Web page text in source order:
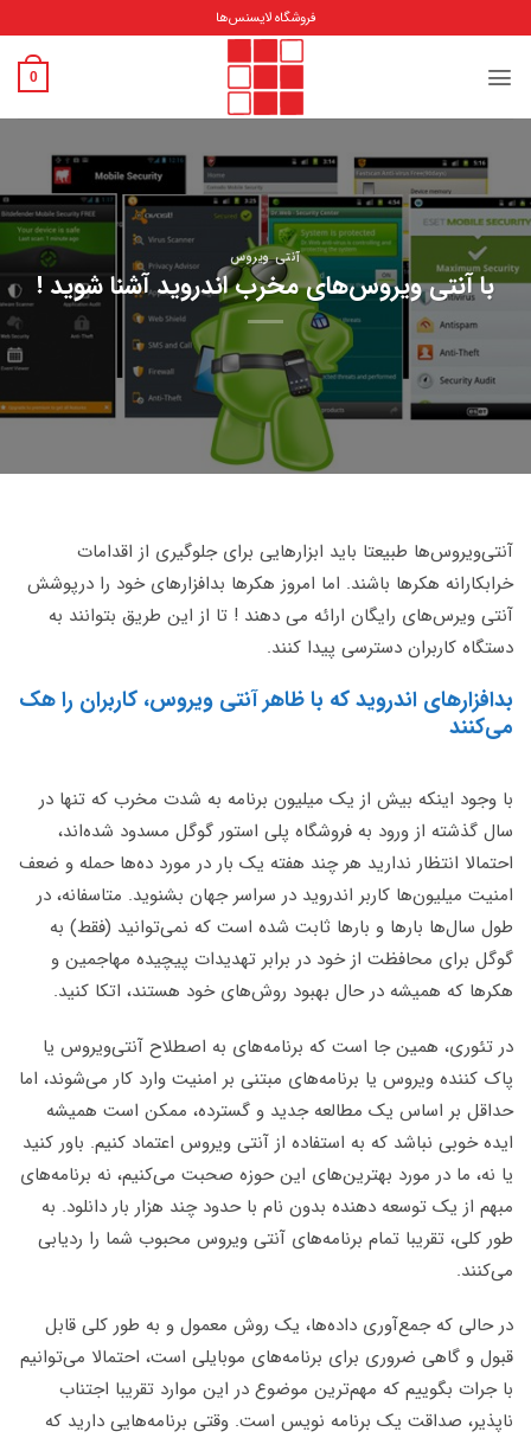
content
فروشگاه لایسنس‌ها
0
آنتی ویروس
با آنتی ویروس‌های مخرب اندروید آشنا شوید !
آنتی‌ویروس‌ها طبیعتا باید ابزارهایی برای جلوگیری از اقدامات
خرابکارانه هکرها باشند. اما امروز هکرها بدافزارهای خود را درپوشش
آنتی ویرس‌های رایگان ارائه می دهند ! تا از این طریق بتوانند به
دستگاه کاربران دسترسی پیدا کنند.
بدافزارهای اندروید که با ظاهر آنتی ویروس، کاربران را هک
می‌کنند
با وجود اینکه بیش از یک میلیون برنامه به شدت مخرب که تنها در
سال گذشته از ورود به فروشگاه پلی استور گوگل مسدود شده‌اند،
احتمالا انتظار ندارید هر چند هفته یک بار در مورد ده‌ها حمله و ضعف
امنیت میلیون‌ها کاربر اندروید در سراسر جهان بشنوید. متاسفانه، در
طول سال‌ها بارها و بارها ثابت شده است که نمی‌توانید (فقط) به
گوگل برای محافظت از خود در برابر تهدیدات پیچیده مهاجمین و
هکرها که همیشه در حال بهبود روش‌های خود هستند، اتکا کنید.
در تئوری، همین جا است که برنامه‌های به اصطلاح آنتی‌ویروس یا
پاک‌ کننده ویروس یا برنامه‌های مبتنی بر امنیت وارد کار می‌شوند، اما
حداقل بر اساس یک مطالعه جدید و گسترده، ممکن است همیشه
ایده خوبی نباشد که به استفاده از آنتی ویروس اعتماد کنیم. باور کنید
یا نه، ما در مورد بهترین‌های این حوزه صحبت می‌کنیم، نه برنامه‌های
مبهم از یک توسعه دهنده بدون نام با حدود چند هزار بار دانلود. به
طور کلی، تقریبا تمام برنامه‌های آنتی ویروس محبوب شما را ردیابی
می‌کنند.
در حالی که جمع‌آوری داده‌ها، یک روش معمول و به طور کلی قابل
قبول و گاهی ضروری برای برنامه‌های موبایلی است، احتمالا می‌توانیم
با جرات بگوییم که مهم‌ترین موضوع در این موارد تقریبا اجتناب
ناپذیر، صداقت یک برنامه‌ نویس است. وقتی برنامه‌هایی دارید که